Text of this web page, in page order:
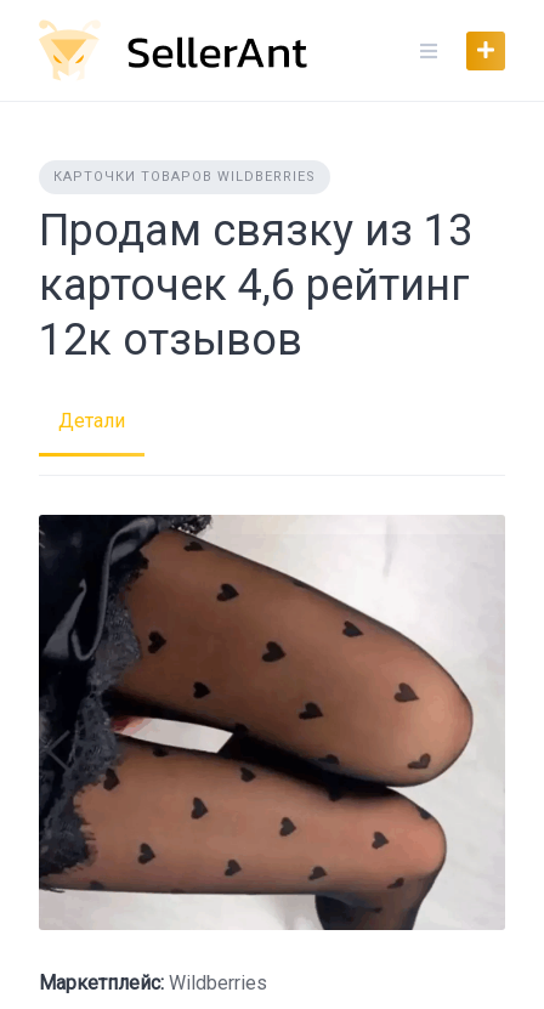
content
КАРТОЧКИ ТОВАРОВ WILDBERRIES
Продам связку из 13
карточек 4,6 рейтинг
12к отзывов
Детали
Маркетплейс: Wildberries